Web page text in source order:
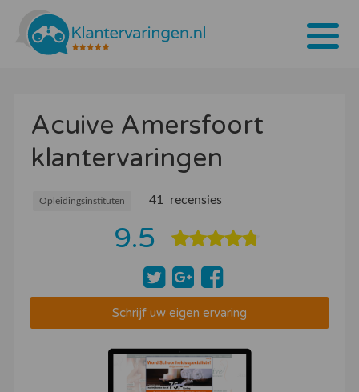
Tarieven
Bedrijven
Over ons
Acuive Amersfoort
klantervaringen
Opleidingsinstituten 41 recensies
9.5
Schrijf uw eigen ervaring